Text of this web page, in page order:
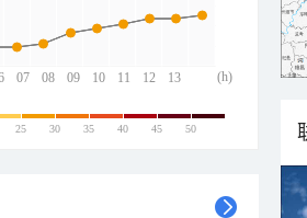
07 08 09 10 11 12 13
(h)
25 30 35 40 45 50